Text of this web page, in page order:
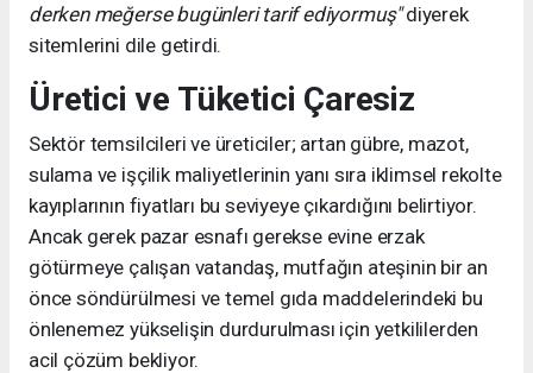
derken meğerse bugünleri tarif ediyormuş"diyerek
sitemlerini dile getirdi.
Üretici ve Tüketici Çaresiz
Sektör temsilcileri ve üreticiler; artan gübre, mazot,
sulama ve işçilik maliyetlerinin yanı sıra iklimsel rekolte
kayıplarının fiyatları bu seviyeye çıkardığını belirtiyor.
Ancak gerek pazar esnafı gerekse evine erzak
götürmeye çalışan vatandaş, mutfağın ateşinin bir an
önce söndürülmesi ve temel gıda maddelerindeki bu
önlenemez yükselişin durdurulması için yetkililerden
acil çözüm bekliyor.